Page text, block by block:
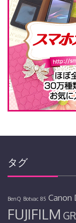
タグ
BenQ Botvac 85 Canon
FUJIFILM